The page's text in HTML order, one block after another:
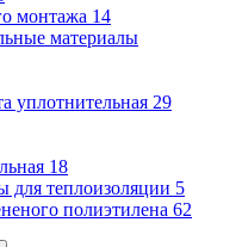
монтажа 14
материалы
уплотнительная 29
18
для теплоизоляции 5
полиэтилена 62